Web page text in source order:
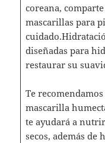
coreana,
mascarillas para
diseñadas para
restaurar su
Te
mascarilla
te ayudará a
secos, además